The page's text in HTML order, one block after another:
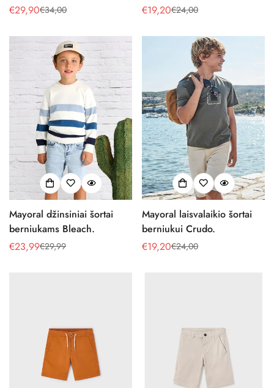
Pardavimo
€29,90
Reguliari€34,00
Pardavimo
€19,20
Reguliari€24,00
Mayoral džinsiniai šortai
berniukams Bleach.
Pardavimo
€23,99
Reguliari€29,99
Mayoral laisvalaikio šortai
berniukui Crudo.
Pardavimo
€19,20
Reguliari€24,00